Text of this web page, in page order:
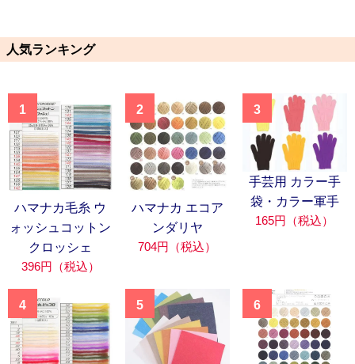
人気ランキング
1
ハマナカ毛糸 ウ
ォッシュコットン
クロッシェ
396円（税込）
2
ハマナカ エコア
ンダリヤ
704円（税込）
3
手芸用 カラー手
袋・カラー軍手
165円（税込）
4 5 6